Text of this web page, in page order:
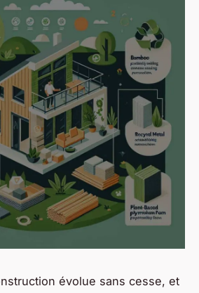
évolue sans cesse, et